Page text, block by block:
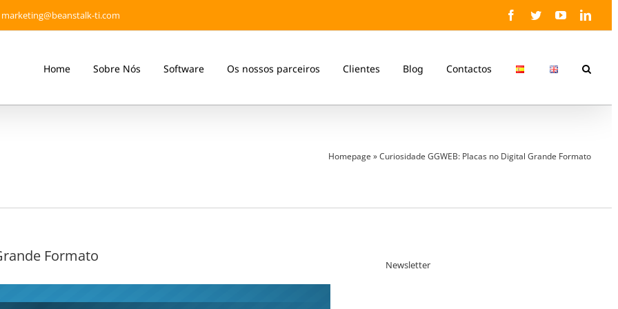
marketing@beanstalk-ti.com Facebook
TwitterYouTube
Home Sobre Nós Software Os nossos parceiros Clientes Blog Contactos
Homepage »Curiosidade GGWEB: Placas no Digital Grande Formato
Formato
Newsletter